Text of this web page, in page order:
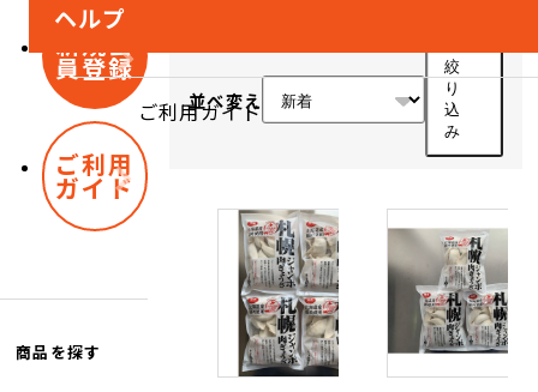
ヘルプ
ご利用ガイド
新規会
員登録
ご利用
ガイド
商品を探す
並べ変え
絞
り
込
み